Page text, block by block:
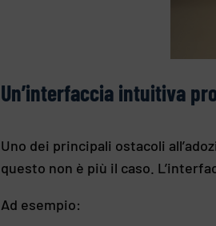
Un’interfaccia intuitiva
Uno dei principali ostacoli
questo non è più il caso.
Ad esempio: